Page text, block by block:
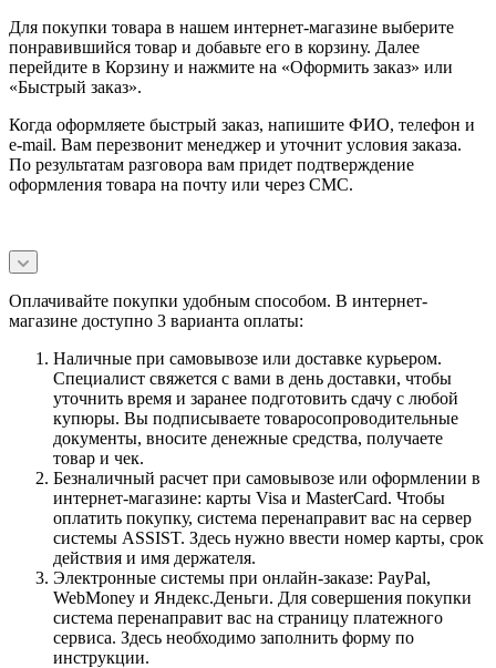
Для покупки товара в нашем интернет-магазине выберите
понравившийся товар и добавьте его в корзину. Далее
перейдите в Корзину и нажмите на «Оформить заказ» или
«Быстрый заказ».
Когда оформляете быстрый заказ, напишите ФИО, телефон и
e-mail. Вам перезвонит менеджер и уточнит условия заказа.
По результатам разговора вам придет подтверждение
оформления товара на почту или через СМС.
Оплачивайте покупки удобным способом. В интернет-
магазине доступно 3 варианта оплаты:
Наличные при самовывозе или доставке курьером.
Специалист свяжется с вами в день доставки, чтобы
уточнить время и заранее подготовить сдачу с любой
купюры. Вы подписываете товаросопроводительные
документы, вносите денежные средства, получаете
товар и чек.
Безналичный расчет при самовывозе или оформлении в
интернет-магазине: карты Visa и MasterCard. Чтобы
оплатить покупку, система перенаправит вас на сервер
системы ASSIST. Здесь нужно ввести номер карты, срок
действия и имя держателя.
Электронные системы при онлайн-заказе: PayPal,
WebMoney и Яндекс.Деньги. Для совершения покупки
система перенаправит вас на страницу платежного
сервиса. Здесь необходимо заполнить форму по
инструкции.